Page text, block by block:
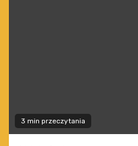
3 min przeczytania